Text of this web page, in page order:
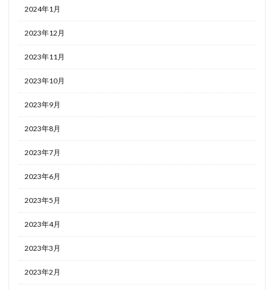
2024年1月
2023年12月
2023年11月
2023年10月
2023年9月
2023年8月
2023年7月
2023年6月
2023年5月
2023年4月
2023年3月
2023年2月